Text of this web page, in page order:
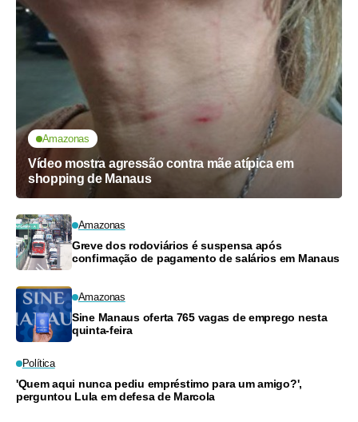
Amazonas
Vídeo mostra agressão contra mãe atípica em
shopping de Manaus
Amazonas
Greve dos rodoviários é suspensa após
confirmação de pagamento de salários em Manaus
Amazonas
Sine Manaus oferta 765 vagas de emprego nesta
quinta-feira
Política
'Quem aqui nunca pediu empréstimo para um amigo?',
perguntou Lula em defesa de Marcola